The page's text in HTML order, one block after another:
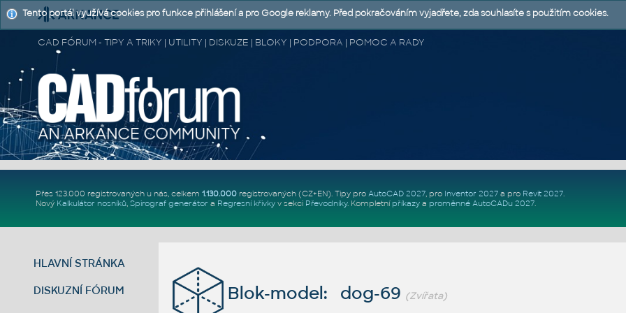
CAD FÓRUM - TIPY A TRIKY | UTILITY | DISKUZE | BLOKY | PODPORA | POMOC A RADY
Přes 123.000 registrovaných u nás, celkem 1.130.000registrovaných (CZ+EN). Tipy pro AutoCAD 2027, pro Inventor 2027a pro Revit 2027.
Nový Kalkulátor nosníků, Spirograf generátor a Regresní křivkyv sekci Převodníky. Kompletní příkazya proměnné AutoCADu 2027.
HLAVNÍ STRÁNKA
DISKUZNÍ FÓRUM Blok-model: dog-69 (Zvířata)
Tento portál využívá cookies pro funkce přihlášení a pro Google reklamy. Před pokračováním vyjadřete, zda souhlasíte s použitím cookies.